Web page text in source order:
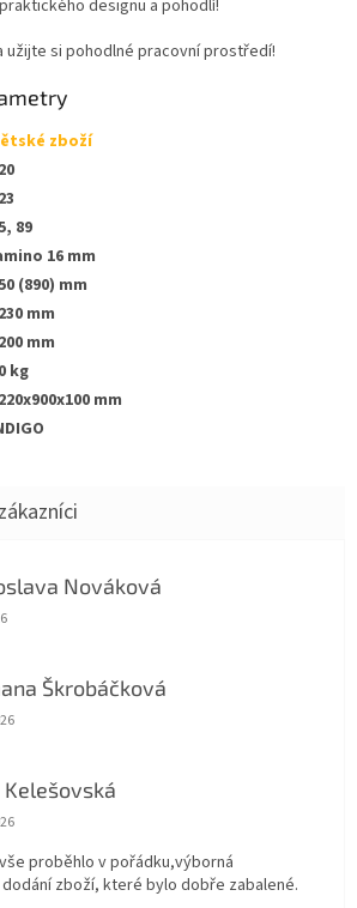
designu a pohodlí!
užijte si pohodlné pracovní prostředí!
zboží
89
16 mm
(890) mm
mm
mm
kg
mm
Nováková
obchodu je 5 z 5 hvězdiček.
Škrobáčková
obchodu je 5 z 5 hvězdiček.
Kelešovská
obchodu je 5 z 5 hvězdiček.
proběhlo v pořádku,výborná
zboží, které bylo dobře zabalené.